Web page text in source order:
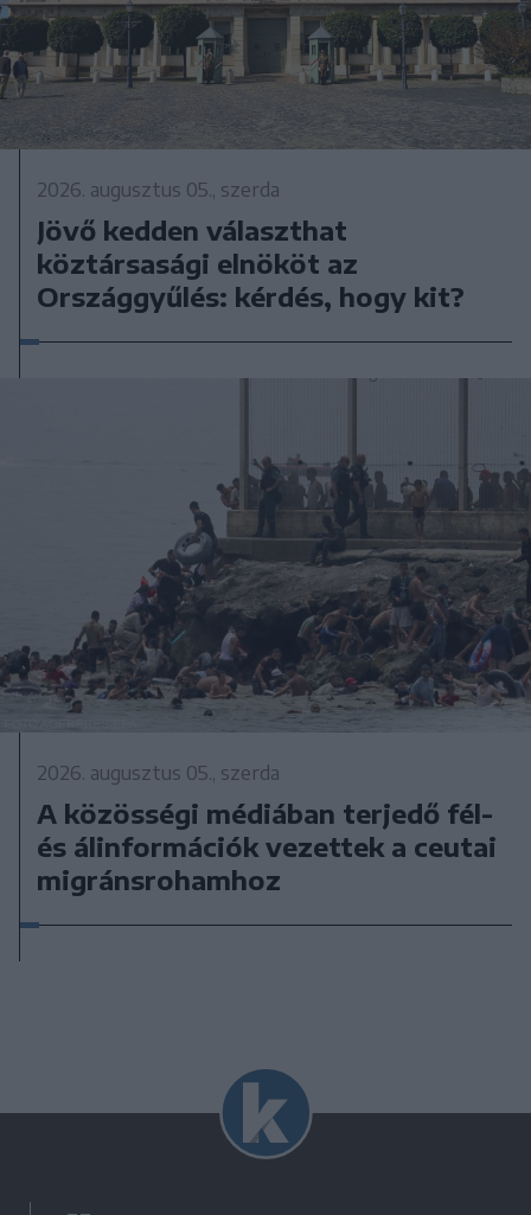
2026. augusztus 05., szerda
Jövő kedden választhat
köztársasági elnököt az
Országgyűlés: kérdés, hogy kit?
2026. augusztus 05., szerda
A közösségi médiában terjedő fél-
és álinformációk vezettek a ceutai
migránsrohamhoz